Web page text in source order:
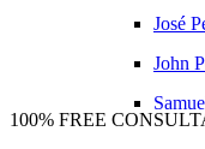
José
John
100% FREE